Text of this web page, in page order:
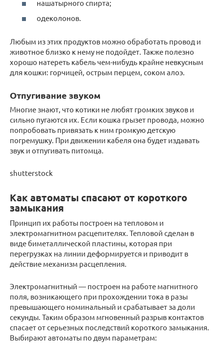
нашатырного спирта;
одеколонов.
Любым из этих продуктов можно обработать провод и
животное близко к нему не подойдет. Также полезно
хорошо натереть кабель чем-нибудь крайне невкусным
для кошки: горчицей, острым перцем, соком алоэ.
Отпугивание звуком
Многие знают, что котики не любят громких звуков и
сильно пугаются их. Если кошка грызет провода, можно
попробовать привязать к ним громкую детскую
погремушку. При движении кабеля она будет издавать
звук и отпугивать питомца.
shutterstock
Как автоматы спасают от короткого
замыкания
Принцип их работы построен на тепловом и
электромагнитном расцепителях. Тепловой сделан в
виде биметаллической пластины, которая при
перегрузках на линии деформируется и приводит в
действие механизм расцепления.
Электромагнитный — построен на работе магнитного
поля, возникающего при прохождении тока в разы
превышающего номинальный и срабатывает за доли
секунды. Таким образом мгновенный разрыв контактов
спасает от серьезных последствий короткого замыкания.
Выбирают автоматы по двум параметрам: